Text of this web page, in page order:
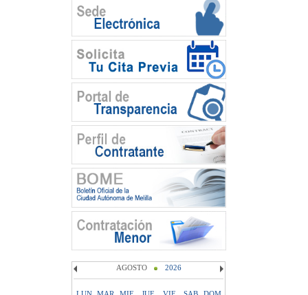
AGOSTO 2026